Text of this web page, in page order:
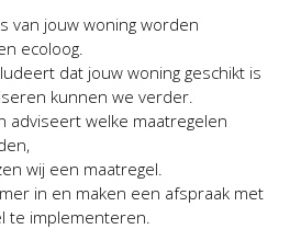
van jouw woning worden
ecoloog.
dat jouw woning geschikt is
kunnen we verder.
adviseert welke maatregelen
wij een maatregel.
in en maken een afspraak met
te implementeren.